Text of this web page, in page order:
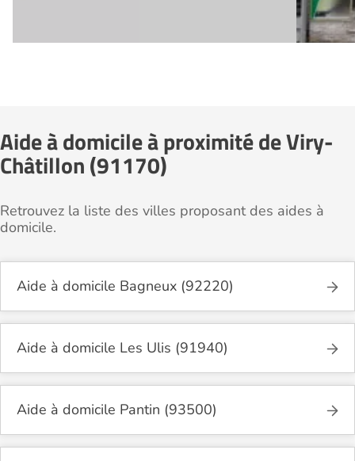
Aide à domicile à proximité de Viry-
Châtillon (91170)
Retrouvez la liste des villes proposant des aides à
domicile.
Aide à domicile Bagneux (92220)
Aide à domicile Les Ulis (91940)
Aide à domicile Pantin (93500)